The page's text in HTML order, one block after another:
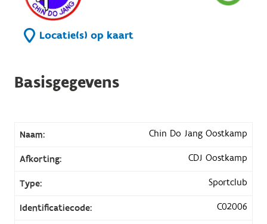
Locatie(s) op kaart
Basisgegevens
Naam: Chin Do Jang Oostkamp
Afkorting: CDJ Oostkamp
Type: Sportclub
Identificatiecode: C02006